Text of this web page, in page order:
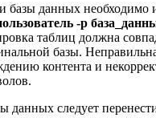
базы данных необходимо
-p
таблиц должна
базы.
контента и
данных следует